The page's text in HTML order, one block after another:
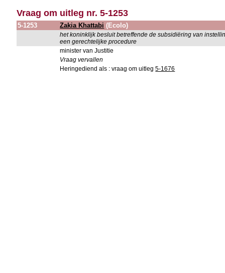
Vraag om uitleg nr. 5-1253
5-1253 Zakia Khattabi (Ecolo)
het koninklijk besluit betreffende de subsidiëring van
een gerechtelijke procedure
minister van Justitie
Vraag vervallen
Heringediend als : vraag om uitleg5-1676